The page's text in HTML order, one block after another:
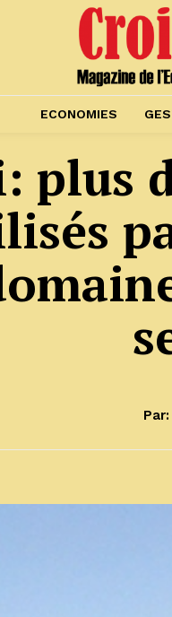
ECONOMIES
plus
Par: